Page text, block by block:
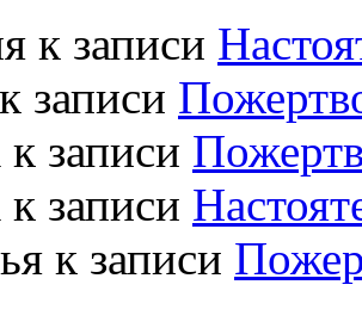
к записи
к записи
к записи
к записи
к записи